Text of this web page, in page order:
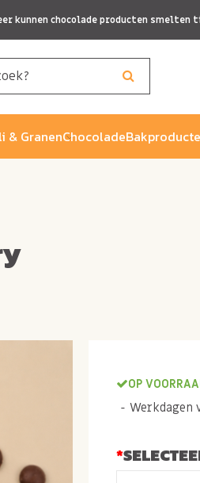
kunnen chocolade producten smelten
& GranenChocolade
OP
Werkdagen